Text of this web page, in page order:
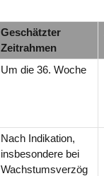
Geschätzter
Zeitrahmen
Um die 36. Woche
Nach Indikation,
insbesondere bei
Wachstumsverzög